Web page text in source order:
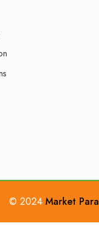
© 2024 Market Para